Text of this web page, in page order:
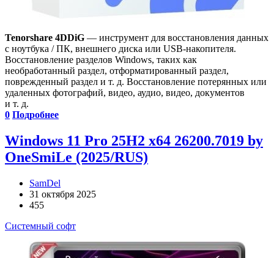
Tenorshare 4DDiG — инструмент для восстановления данных
с ноутбука / ПК, внешнего диска или USB-накопителя.
Восстановление разделов Windows, таких как
необработанный раздел, отформатированный раздел,
поврежденный раздел и т. д. Восстановление потерянных или
удаленных фотографий, видео, аудио, видео, документов
и т. д.
0 Подробнее
Windows 11 Pro 25H2 x64 26200.7019 by
OneSmiLe (2025/RUS)
SamDel
31 октября 2025
455
Системный софт